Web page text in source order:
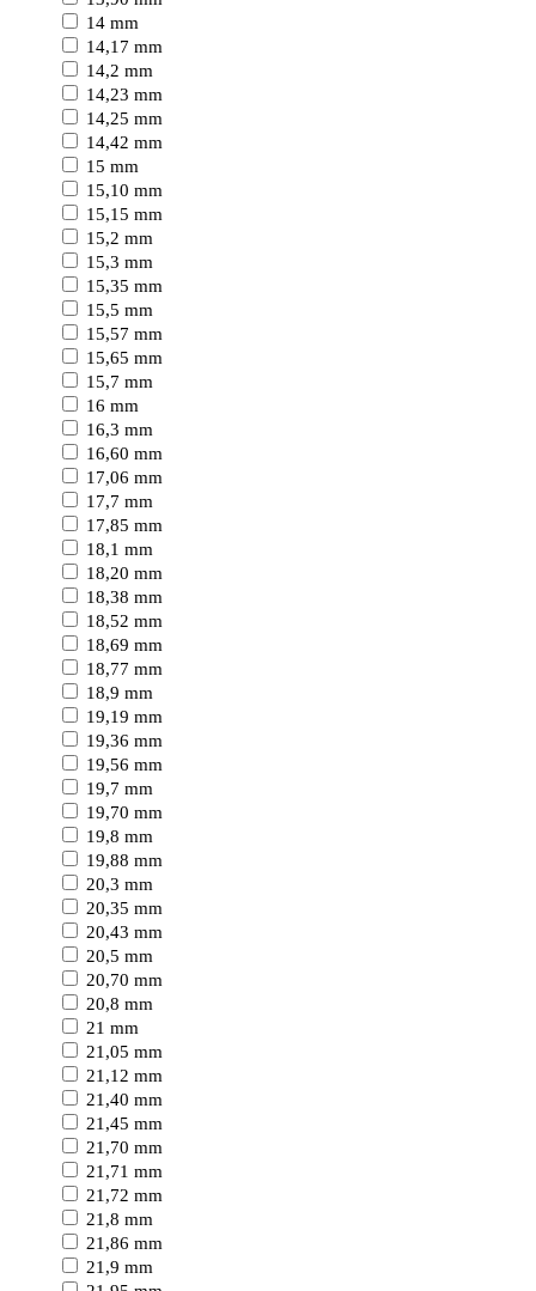
14 mm
14,17 mm
14,2 mm
14,23 mm
14,25 mm
14,42 mm
15 mm
15,10 mm
15,15 mm
15,2 mm
15,3 mm
15,35 mm
15,5 mm
15,57 mm
15,65 mm
15,7 mm
16 mm
16,3 mm
16,60 mm
17,06 mm
17,7 mm
17,85 mm
18,1 mm
18,20 mm
18,38 mm
18,52 mm
18,69 mm
18,77 mm
18,9 mm
19,19 mm
19,36 mm
19,56 mm
19,7 mm
19,70 mm
19,8 mm
19,88 mm
20,3 mm
20,35 mm
20,43 mm
20,5 mm
20,70 mm
20,8 mm
21 mm
21,05 mm
21,12 mm
21,40 mm
21,45 mm
21,70 mm
21,71 mm
21,72 mm
21,8 mm
21,86 mm
21,9 mm